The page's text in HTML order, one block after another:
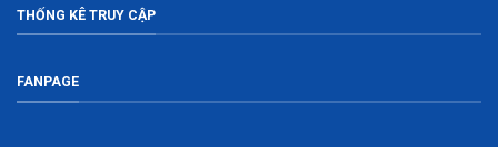
THỐNG KÊ TRUY CẬP
FANPAGE